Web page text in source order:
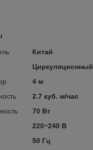
Китай
Циркуляционный
4 м
2.7 куб. м/час
70 Вт
220~240 В
50 Гц